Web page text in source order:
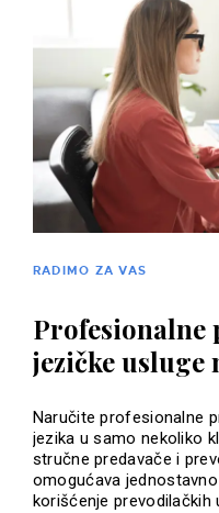
RADIMO ZA VAS
Profesionalne
jezičke usluge
Naručite profesionalne
jezika u samo nekoliko
stručne predavače i
omogućava
korišćenje prevodilačkih